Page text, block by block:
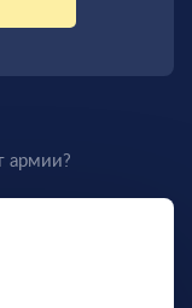
армии?